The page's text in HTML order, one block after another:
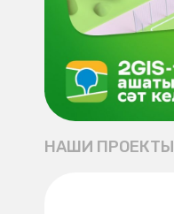
НАШИ ПРОЕКТЫ